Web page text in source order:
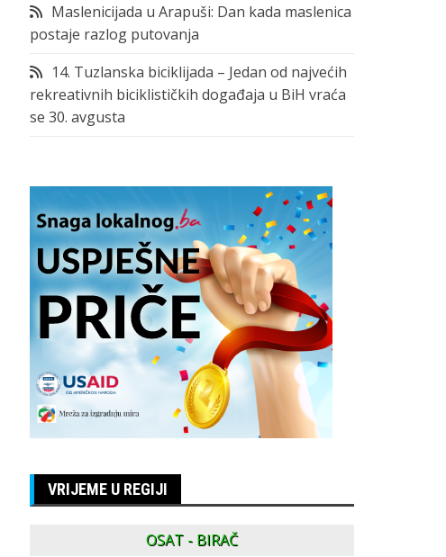
Maslenicijada u Arapuši: Dan kada maslenica
postaje razlog putovanja
14. Tuzlanska biciklijada – Jedan od najvećih
rekreativnih biciklističkih događaja u BiH vraća
se 30. avgusta
VRIJEME U REGIJI
OSAT - BIRAČ